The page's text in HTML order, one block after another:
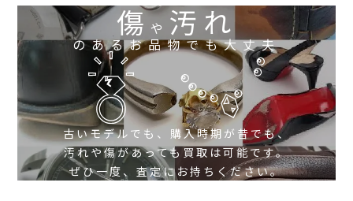
傷や 汚れ
のあるお品物でも大丈夫
古いモデルでも、購入時期が昔でも、
汚れや傷があっても買取は可能です。
ぜひ一度、査定にお持ちください。